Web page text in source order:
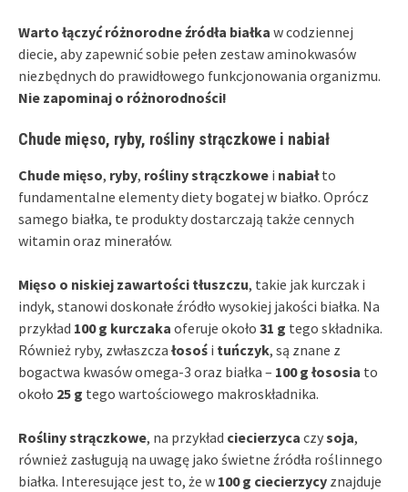
Warto łączyć różnorodne źródła białka w codziennej
diecie, aby zapewnić sobie pełen zestaw aminokwasów
niezbędnych do prawidłowego funkcjonowania organizmu.
Nie zapominaj o różnorodności!
Chude mięso, ryby, rośliny strączkowe i nabiał
Chude mięso, ryby, rośliny strączkowe i nabiałto
fundamentalne elementy diety bogatej w białko. Oprócz
samego białka, te produkty dostarczają także cennych
witamin oraz minerałów.
Mięso o niskiej zawartości tłuszczu, takie jak kurczak i
indyk, stanowi doskonałe źródło wysokiej jakości białka. Na
przykład 100 g kurczaka oferuje około 31 g tego składnika.
Również ryby, zwłaszcza łosoś i tuńczyk, są znane z
bogactwa kwasów omega-3 oraz białka – 100 g łososia to
około 25 g tego wartościowego makroskładnika.
Rośliny strączkowe, na przykład ciecierzyca czysoja,
również zasługują na uwagę jako świetne źródła roślinnego
białka. Interesujące jest to, że w 100 g ciecierzycy znajduje